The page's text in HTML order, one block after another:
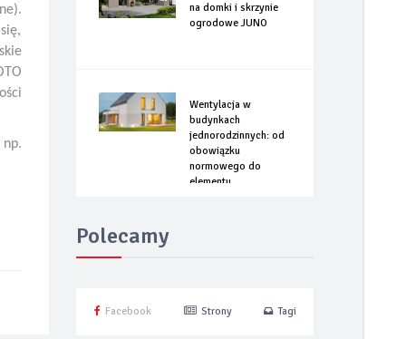
na domki i skrzynie
ogrodowe JUNO
Wentylacja w
budynkach
jednorodzinnych: od
obowiązku
normowego do
elementu
Polecamy
Facebook Strony Tagi